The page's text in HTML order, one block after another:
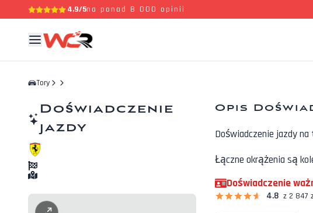
4,9/5na ponad 8 000 opinii
Tory
Doświadczenie
jazdy
Opis
Doświadczenie jazdy na
Łączne okrążenia są
Doświadczenie
4.8 z 2 847